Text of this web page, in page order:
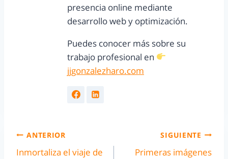
presencia online mediante
desarrollo web y optimización.
Puedes conocer más sobre su
trabajo profesional en
jjgonzalezharo.com
ANTERIOR
Inmortaliza el viaje de
SIGUIENTE
Primeras imágenes